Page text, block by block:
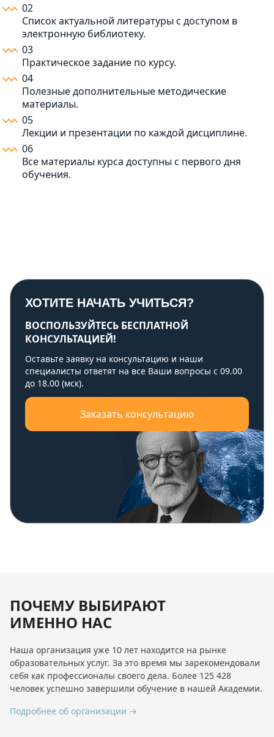
02
Список актуальной литературы с доступом в
электронную библиотеку.
03
Практическое задание по курсу.
04
Полезные дополнительные методические
материалы.
05
Лекции и презентации по каждой дисциплине.
06
Все материалы курса доступны с первого дня
обучения.
ХОТИТЕ НАЧАТЬ УЧИТЬСЯ?
ВОСПОЛЬЗУЙТЕСЬ БЕСПЛАТНОЙ
КОНСУЛЬТАЦИЕЙ!
Оставьте заявку на консультацию и наши
специалисты ответят на все Ваши вопросы с 09.00
до 18.00 (мск).
Заказать консультацию
ПОЧЕМУ ВЫБИРАЮТ
ИМЕННО НАС
Наша организация уже 10 лет находится на рынке
образовательных услуг. За это время мы зарекомендовали
себя как профессионалы своего дела. Более 125 428
человек успешно завершили обучение в нашей Академии.
Подробнее об организации →